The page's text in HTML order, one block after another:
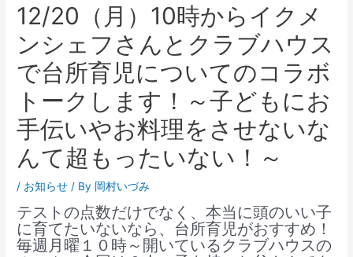
12/20（月）10時からイクメ
ンシェフさんとクラブハウス
で台所育児についてのコラボ
トークします！～子どもにお
手伝いやお料理をさせないな
んて超もったいない！～
/ お知らせ / By 岡村いづみ
テストの点数だけでなく、本当に頭のいい子
に育てたいないなら、台所育児がおすすめ！
毎週月曜１０時～開いているクラブハウスの